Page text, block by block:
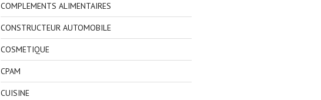
COMPLEMENTS ALIMENTAIRES
CONSTRUCTEUR AUTOMOBILE
COSMETIQUE
CPAM
CUISINE